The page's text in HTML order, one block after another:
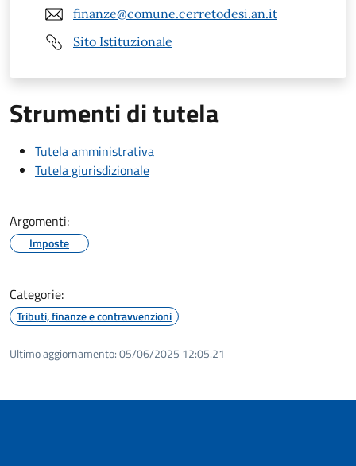
finanze@comune.cerretodesi.an.it
Sito Istituzionale
Strumenti di tutela
Tutela amministrativa
Tutela giurisdizionale
Argomenti:
Imposte
Categorie:
Tributi, finanze e contravvenzioni
Ultimo aggiornamento:05/06/2025 12:05.21